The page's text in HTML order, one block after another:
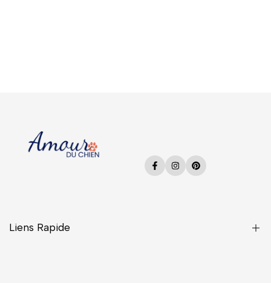
Facebook
InstagramPinterest
Liens Rapide